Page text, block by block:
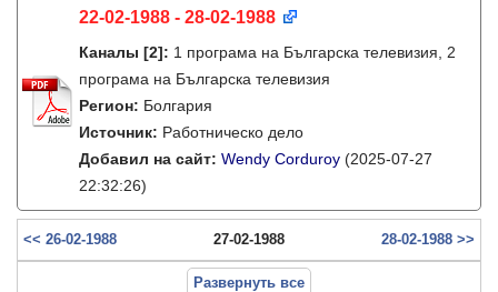
22-02-1988 - 28-02-1988
Каналы [2]: 1 програма на Българска телевизия, 2
програма на Българска телевизия
Регион: Болгария
Источник: Работническо дело
Добавил на сайт: Wendy Corduroy (2025-07-27
22:32:26)
<< 26-02-1988 27-02-1988 28-02-1988 >>
Развернуть все